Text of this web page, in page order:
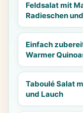
Feldsalat mit
Radieschen
Einfach
Warmer
Taboulé Salat
und Lauch